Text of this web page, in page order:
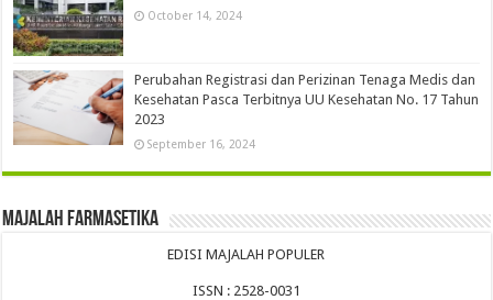
October 14, 2024
Perubahan Registrasi dan Perizinan Tenaga Medis dan
Kesehatan Pasca Terbitnya UU Kesehatan No. 17 Tahun
2023
September 16, 2024
Majalah Farmasetika
EDISI MAJALAH POPULER
ISSN : 2528-0031